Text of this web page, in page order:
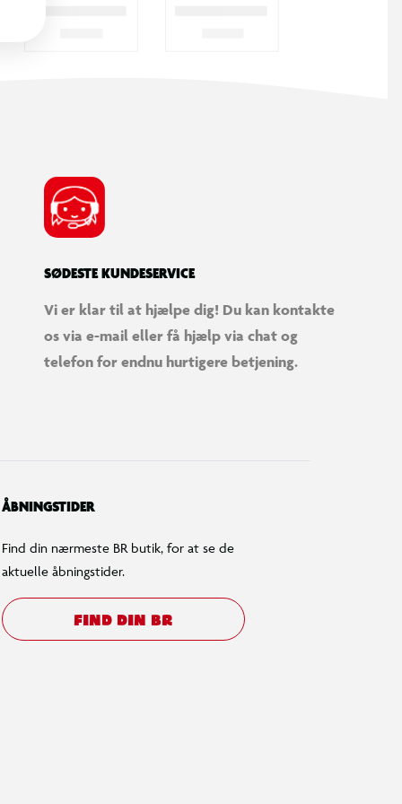
SØDESTE KUNDESERVICE
Vi er klar til at hjælpe dig! Du kan kontakte
os via e-mail eller få hjælp via chat og
telefon for endnu hurtigere betjening.
ÅBNINGSTIDER
Find din nærmeste BR butik, for at se de
aktuelle åbningstider.
FIND DIN BR